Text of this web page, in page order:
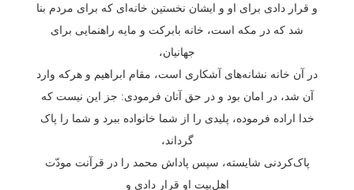
و قرار دادی برای او و ایشان نخستین خانه‌ای که برای مردم بنا
شد که در مکه است، خانه بابرکت و مایه راهنمایی برای
جهانیان،
در آن خانه نشانه‌های آشکاری است، مقام ابراهیم و هرکه وارد
آن شد، در امان بود و در حق آنان فرمودی: جز این نیست که
خدا اراده فرموده، پلیدی را از شما خانواده ببرد و شما را پاک
گرداند،
پاک‌کردنی شایسته، سپس پاداش محمد را در قرآنت مودّت
اهل‌بیت او قرار دادی و